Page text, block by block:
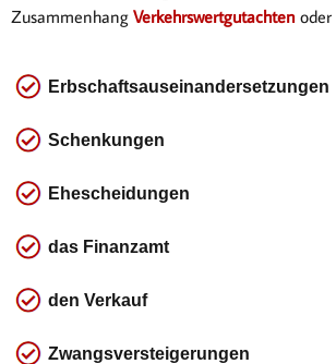
Zusammenhang Verkehrswertgutachten oder
Erbschaftsauseinandersetzungen
Schenkungen
Ehescheidungen
das Finanzamt
den Verkauf
Zwangsversteigerungen